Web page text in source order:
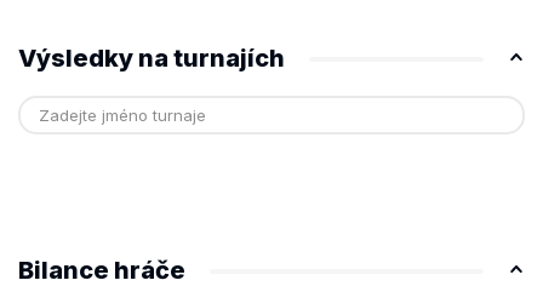
Výsledky na turnajích
Bilance hráče